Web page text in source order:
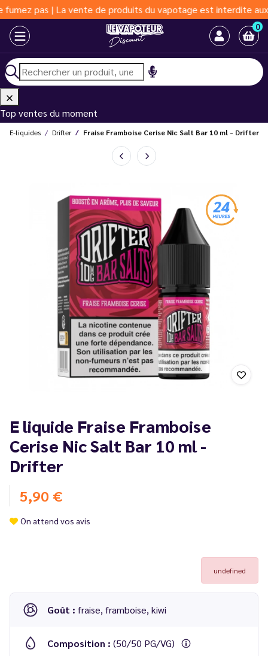
pas | La vente de produits du vapotage est interdite aux
0
Top ventes du moment
E-liquides Drifter Fraise Framboise Cerise Nic Salt Bar 10 ml - Drifter
E liquide Fraise Framboise
Cerise Nic Salt Bar 10 ml -
Drifter
5,90 €
On attend vos avis
undefined
Goût : fraise, framboise, kiwi
Composition : (50/50 PG/VG)